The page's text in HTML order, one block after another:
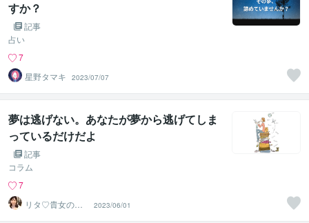
すか？
記事
占い
7
星野タマキ
2023/07/07
夢は逃げない。あなたが夢から逃げてしま
っているだけだよ
記事
コラム
7
リタ♡貴女の心
のオアシスにな
ります♡
2023/06/01